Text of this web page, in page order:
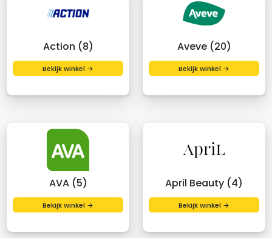
Action (8)
Bekijk winkel →
Aveve (20)
Bekijk winkel →
AVA (5)
Bekijk winkel →
April Beauty (4)
Bekijk winkel →